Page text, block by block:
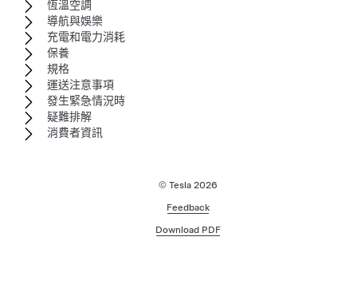
恆溫空調
導航與娛樂
充電和電力消耗
保養
規格
運送注意事項
發生緊急情況時
疑難排解
消費者資訊
© Tesla 2026
Feedback
Download PDF